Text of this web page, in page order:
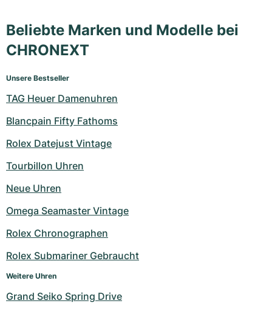
Beliebte Marken und Modelle bei
CHRONEXT
Unsere Bestseller
TAG Heuer Damenuhren
Blancpain Fifty Fathoms
Rolex Datejust Vintage
Tourbillon Uhren
Neue Uhren
Omega Seamaster Vintage
Rolex Chronographen
Rolex Submariner Gebraucht
Weitere Uhren
Grand Seiko Spring Drive